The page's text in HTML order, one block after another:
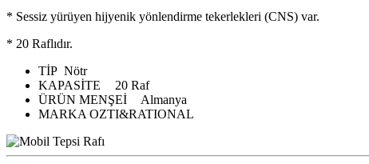
* Sessiz yürüyen hijyenik yönlendirme tekerlekleri (CNS) var.
* 20 Raflıdır.
TİP Nötr
KAPASİTE
20 Raf
ÜRÜN MENŞEİ
Almanya
MARKA OZTI&RATIONAL